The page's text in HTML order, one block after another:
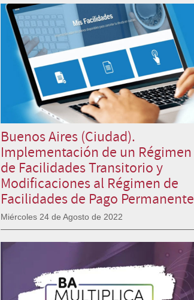
Buenos Aires (Ciudad).
Implementación de un Régimen
de Facilidades Transitorio y
Modificaciones al Régimen de
Facilidades de Pago Permanente
Miércoles 24 de Agosto de 2022